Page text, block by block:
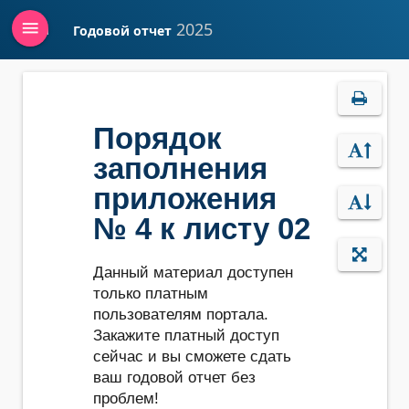
Войти Годовой отчет 2025
menu
Порядок
заполнения
приложения
№ 4 к листу 02
Данный материал доступен
только платным
пользователям портала.
Закажите платный доступ
сейчас и вы сможете сдать
ваш годовой отчет без
проблем!